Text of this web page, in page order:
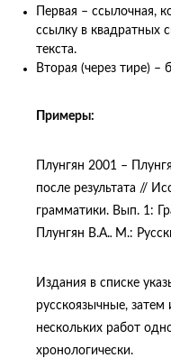
Первая – ссылочная,
ссылку в квадратных
текста.
Вторая (через тире) –
Примеры:
Плунгян 2001 –
после результата //
грамматики. Вып. 1:
Плунгян В.А.. М.:
Издания в списке
русскоязычные,
нескольких работ
хронологически.